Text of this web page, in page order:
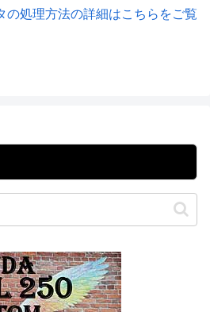
の処理方法の詳細はこちらをご覧